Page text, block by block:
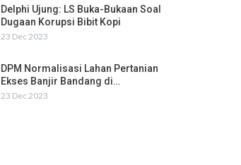
Delphi Ujung: LS Buka-Bukaan Soal
Dugaan Korupsi Bibit Kopi
23 Dec 2023
DPM Normalisasi Lahan Pertanian
Ekses Banjir Bandang di…
23 Dec 2023